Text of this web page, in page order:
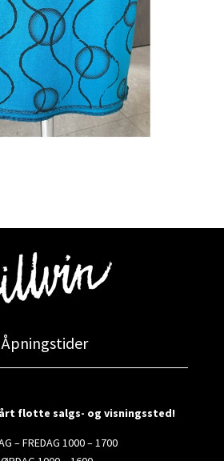
Åpningstider
flotte salgs- og visningssted!
– FREDAG 1000 – 1700